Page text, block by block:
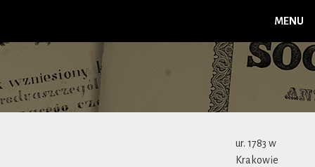
MENU
ur. 1783 w
Krakowie